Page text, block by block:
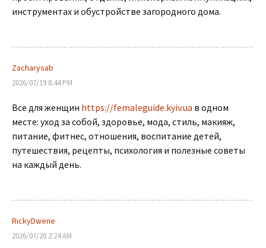
инструментах и обустройстве загородного дома.
Zacharysab
2026/07/19 8:44 PM
Все для женщин https://femaleguide.kyiv.ua в одном
месте: уход за собой, здоровье, мода, стиль, макияж,
питание, фитнес, отношения, воспитание детей,
путешествия, рецепты, психология и полезные советы
на каждый день.
RickyDwene
2026/07/20 2:24 AM